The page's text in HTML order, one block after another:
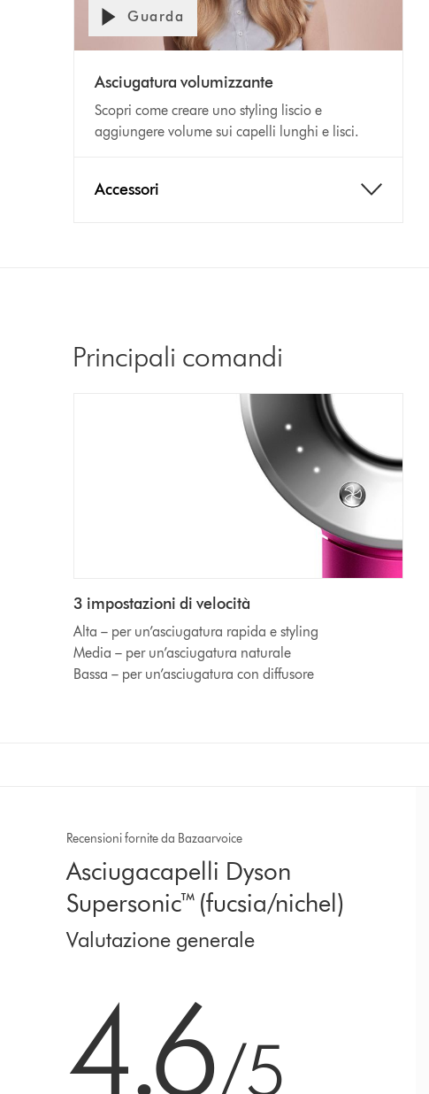
Guarda
Asciugatura volumizzante
Scopri come creare uno styling liscio e
aggiungere volume sui capelli lunghi e lisci.
Accessori
Principali comandi
3 impostazioni di velocità
Alta – per un’asciugatura rapida e styling
Media – per un’asciugatura naturale
Bassa – per un’asciugatura con diffusore
Recensioni fornite da Bazaarvoice
Asciugacapelli Dyson
Supersonic™ (fucsia/nichel)
Valutazione generale
4.6/5